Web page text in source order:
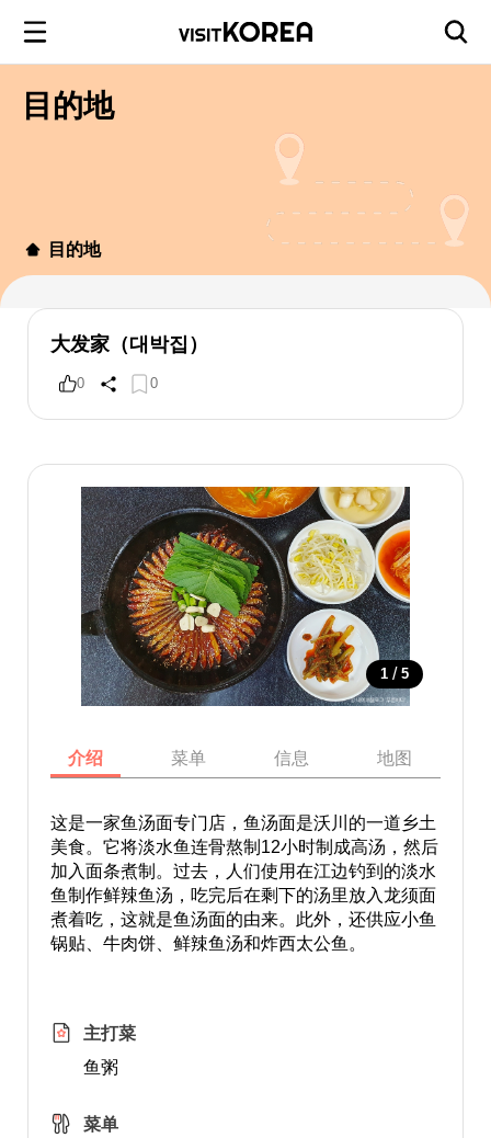
目的地
目的地
大发家（대박집）
0 0
1 / 5
介绍 菜单 信息 地图
这是一家鱼汤面专门店，鱼汤面是沃川的一道乡土
美食。它将淡水鱼连骨熬制12小时制成高汤，然后
加入面条煮制。过去，人们使用在江边钓到的淡水
鱼制作鲜辣鱼汤，吃完后在剩下的汤里放入龙须面
煮着吃，这就是鱼汤面的由来。此外，还供应小鱼
锅贴、牛肉饼、鲜辣鱼汤和炸西太公鱼。
主打菜
鱼粥
菜单